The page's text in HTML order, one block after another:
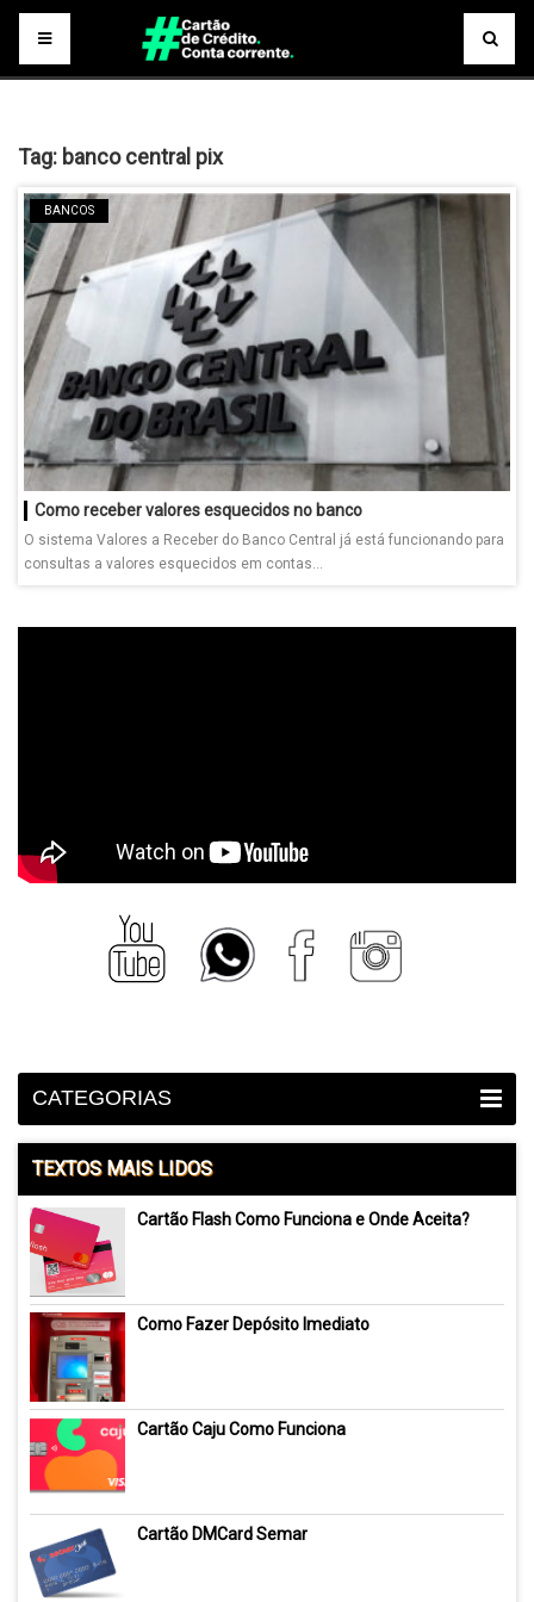
Tag: banco central pix
BANCOS
Como receber valores esquecidos no banco
O sistema Valores a Receber do Banco Central já está funcionando para
consultas a valores esquecidos em contas...
CATEGORIAS
TEXTOS MAIS LIDOS
Cartão Flash Como Funciona e Onde Aceita?
Como Fazer Depósito Imediato
Cartão Caju Como Funciona
Cartão DMCard Semar